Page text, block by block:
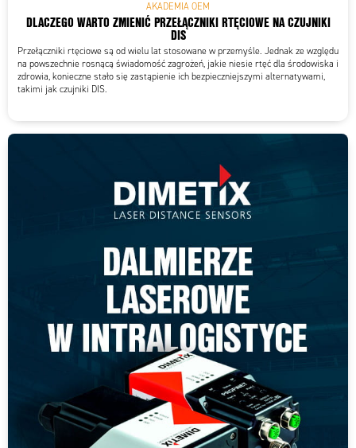
AKADEMIA OEM
DLACZEGO WARTO ZMIENIĆ PRZEŁĄCZNIKI RTĘCIOWE NA CZUJNIKI
DIS
Przełączniki rtęciowe są od wielu lat stosowane w przemyśle. Jednak ze względu
na powszechnie rosnącą świadomość zagrożeń, jakie niesie rtęć dla środowiska i
zdrowia, konieczne stało się zastąpienie ich bezpieczniejszymi alternatywami,
takimi jak czujniki DIS.